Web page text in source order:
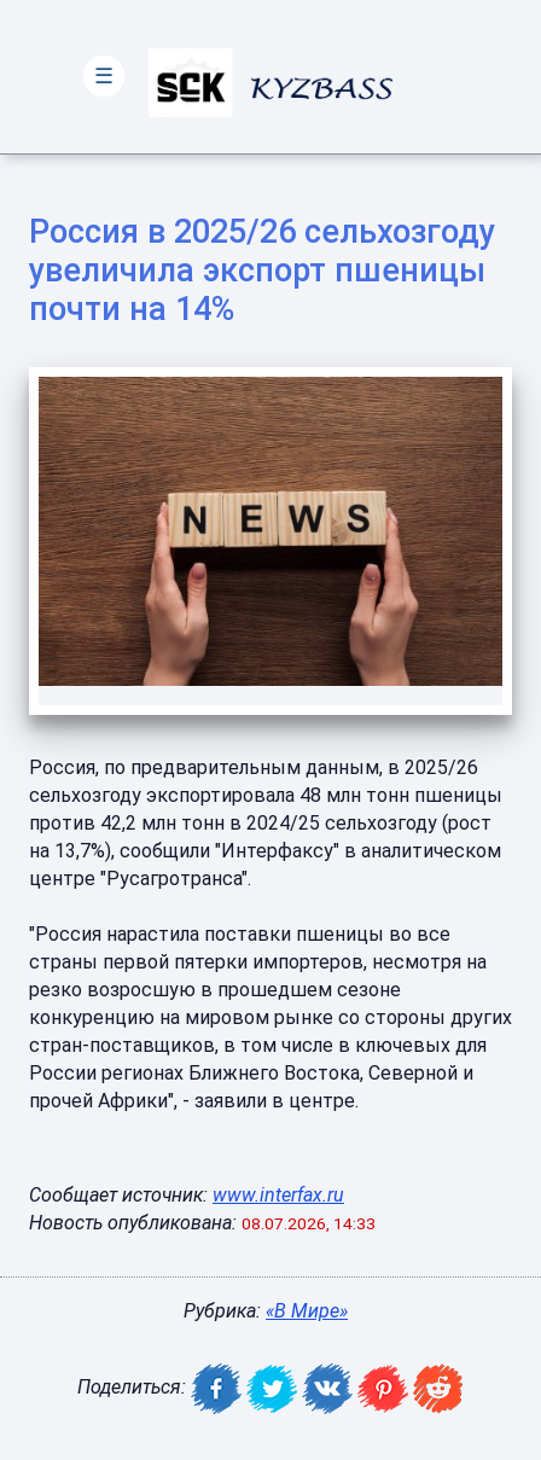
Россия в 2025/26 сельхозгоду
увеличила экспорт пшеницы
почти на 14%
Россия, по предварительным данным, в 2025/26
сельхозгоду экспортировала 48 млн тонн пшеницы
против 42,2 млн тонн в 2024/25 сельхозгоду (рост
на 13,7%), сообщили "Интерфаксу" в аналитическом
центре "Русагротранса".
"Россия нарастила поставки пшеницы во все
страны первой пятерки импортеров, несмотря на
резко возросшую в прошедшем сезоне
конкуренцию на мировом рынке со стороны других
стран-поставщиков, в том числе в ключевых для
России регионах Ближнего Востока, Северной и
прочей Африки", - заявили в центре.
Сообщает источник: www.interfax.ru
Новость опубликована: 08.07.2026, 14:33
Рубрика: «В Мире»
Поделиться:
☰